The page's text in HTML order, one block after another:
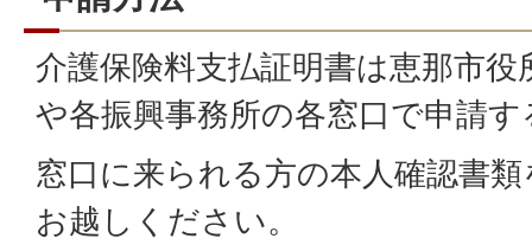
介護保険料支払証明書は恵那市役
や各振興事務所の各窓口で申請
窓口に来られる方の本人確認書
お越しください。